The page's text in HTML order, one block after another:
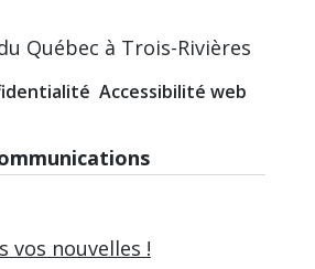
Québec à Trois-Rivières
Accessibilité web
vos nouvelles !